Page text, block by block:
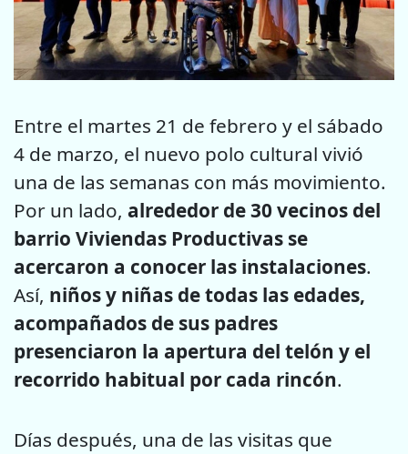
Entre el martes 21 de febrero y el sábado
4 de marzo, el nuevo polo cultural vivió
una de las semanas con más movimiento.
Por un lado, alrededor de 30 vecinos del
barrio Viviendas Productivas se
acercaron a conocer las instalaciones.
Así, niños y niñas de todas las edades,
acompañados de sus padres
presenciaron la apertura del telón y el
recorrido habitual por cada rincón.
Días después, una de las visitas que